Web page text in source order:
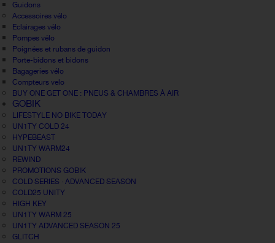
Guidons
Accessoires vélo
Eclairages vélo
Pompes vélo
Poignées et rubans de guidon
Porte-bidons et bidons
Bagageries vélo
Compteurs velo
BUY ONE GET ONE : PNEUS & CHAMBRES À AIR
GOBIK
LIFESTYLE NO BIKE TODAY
UN1TY COLD 24
HYPEBEAST
UN1TY WARM24
REWIND
PROMOTIONS GOBIK
COLD SERIES · ADVANCED SEASON
COLD25 UNITY
HIGH KEY
UN1TY WARM 25
UN1TY ADVANCED SEASON 25
GLITCH